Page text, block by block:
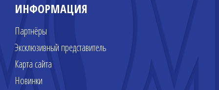
ИНФОРМАЦИЯ
Партнёры
Эксклюзивный представитель
Карта сайта
Новинки